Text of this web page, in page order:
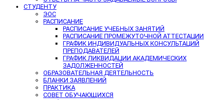
СТУДЕНТУ
ЭОС
РАСПИСАНИЕ
РАСПИСАНИЕ УЧЕБНЫХ ЗАНЯТИЙ
РАСПИСАНИЕ ПРОМЕЖУТОЧНОЙ АТТЕСТАЦИИ
ГРАФИК ИНДИВИДУАЛЬНЫХ КОНСУЛЬТАЦИЙ
ПРЕПОДАВАТЕЛЕЙ
ГРАФИК ЛИКВИДАЦИИ АКАДЕМИЧЕСКИХ
ЗАДОЛЖЕННОСТЕЙ
ОБРАЗОВАТЕЛЬНАЯ ДЕЯТЕЛЬНОСТЬ
БЛАНКИ ЗАЯВЛЕНИЙ
ПРАКТИКА
СОВЕТ ОБУЧАЮЩИХСЯ